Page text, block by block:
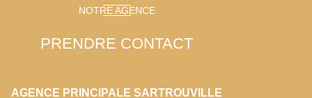
NOTRE AGENCE
PRENDRE CONTACT
AGENCE PRINCIPALE SARTROUVILLE